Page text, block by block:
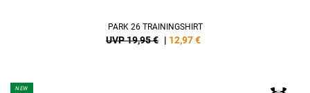
PARK 26 TRAININGSHIRT
UVP 19,95 € | 12,97€
NEW